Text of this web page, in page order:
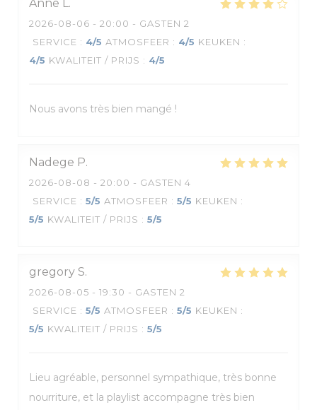
Anne L
2026-08-06 - 20:00 - GASTEN 2
SERVICE : 4/5 ATMOSFEER : 4/5 KEUKEN :
4/5 KWALITEIT / PRIJS : 4/5
Nous avons très bien mangé !
Nadege P
2026-08-08 - 20:00 - GASTEN 4
SERVICE : 5/5 ATMOSFEER : 5/5 KEUKEN :
5/5 KWALITEIT / PRIJS : 5/5
gregory S
2026-08-05 - 19:30 - GASTEN 2
SERVICE : 5/5 ATMOSFEER : 5/5 KEUKEN :
5/5 KWALITEIT / PRIJS : 5/5
Lieu agréable, personnel sympathique, très bonne
nourriture, et la playlist accompagne très bien